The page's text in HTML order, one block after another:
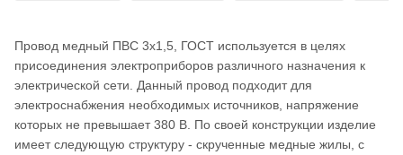
Провод медный ПВС 3х1,5, ГОСТ используется в целях
присоединения электроприборов различного назначения к
электрической сети. Данный провод подходит для
электроснабжения необходимых источников, напряжение
которых не превышает 380 В. По своей конструкции изделие
имеет следующую структуру - скрученные медные жилы, с